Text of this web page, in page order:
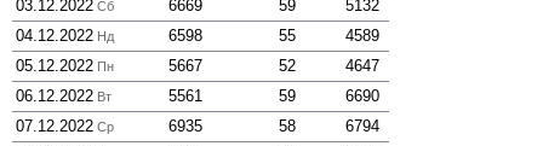
03.12.2022 Сб 6669 59
5132
04.12.2022 Нд 6598 55
4589
05.12.2022 Пн 5667 52
4647
06.12.2022 Вт 5561 59
6690
07.12.2022 Ср 6935 58
6794